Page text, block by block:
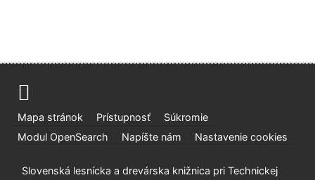
Mapa stránok Prístupnosť
Súkromie
Modul OpenSearch
Napíšte nám Nastavenie cookies
Slovenská lesnícka a drevárska knižnica pri Technickej